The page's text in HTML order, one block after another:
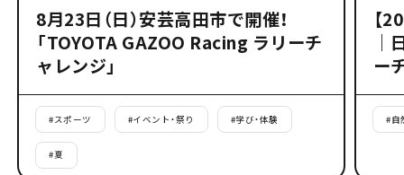
8月23日（日）安芸高田市で開催！
「TOYOTA GAZOO Racing ラリーチ
ャレンジ」
#スポーツ #イベント・祭り #学び・体験
#夏
【
｜
ー
#自